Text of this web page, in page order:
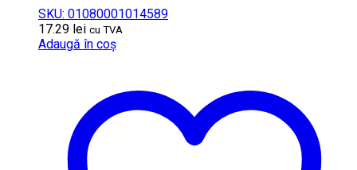
SKU: 01080001014589
17.29 lei cu TVA
Adaugă în coș